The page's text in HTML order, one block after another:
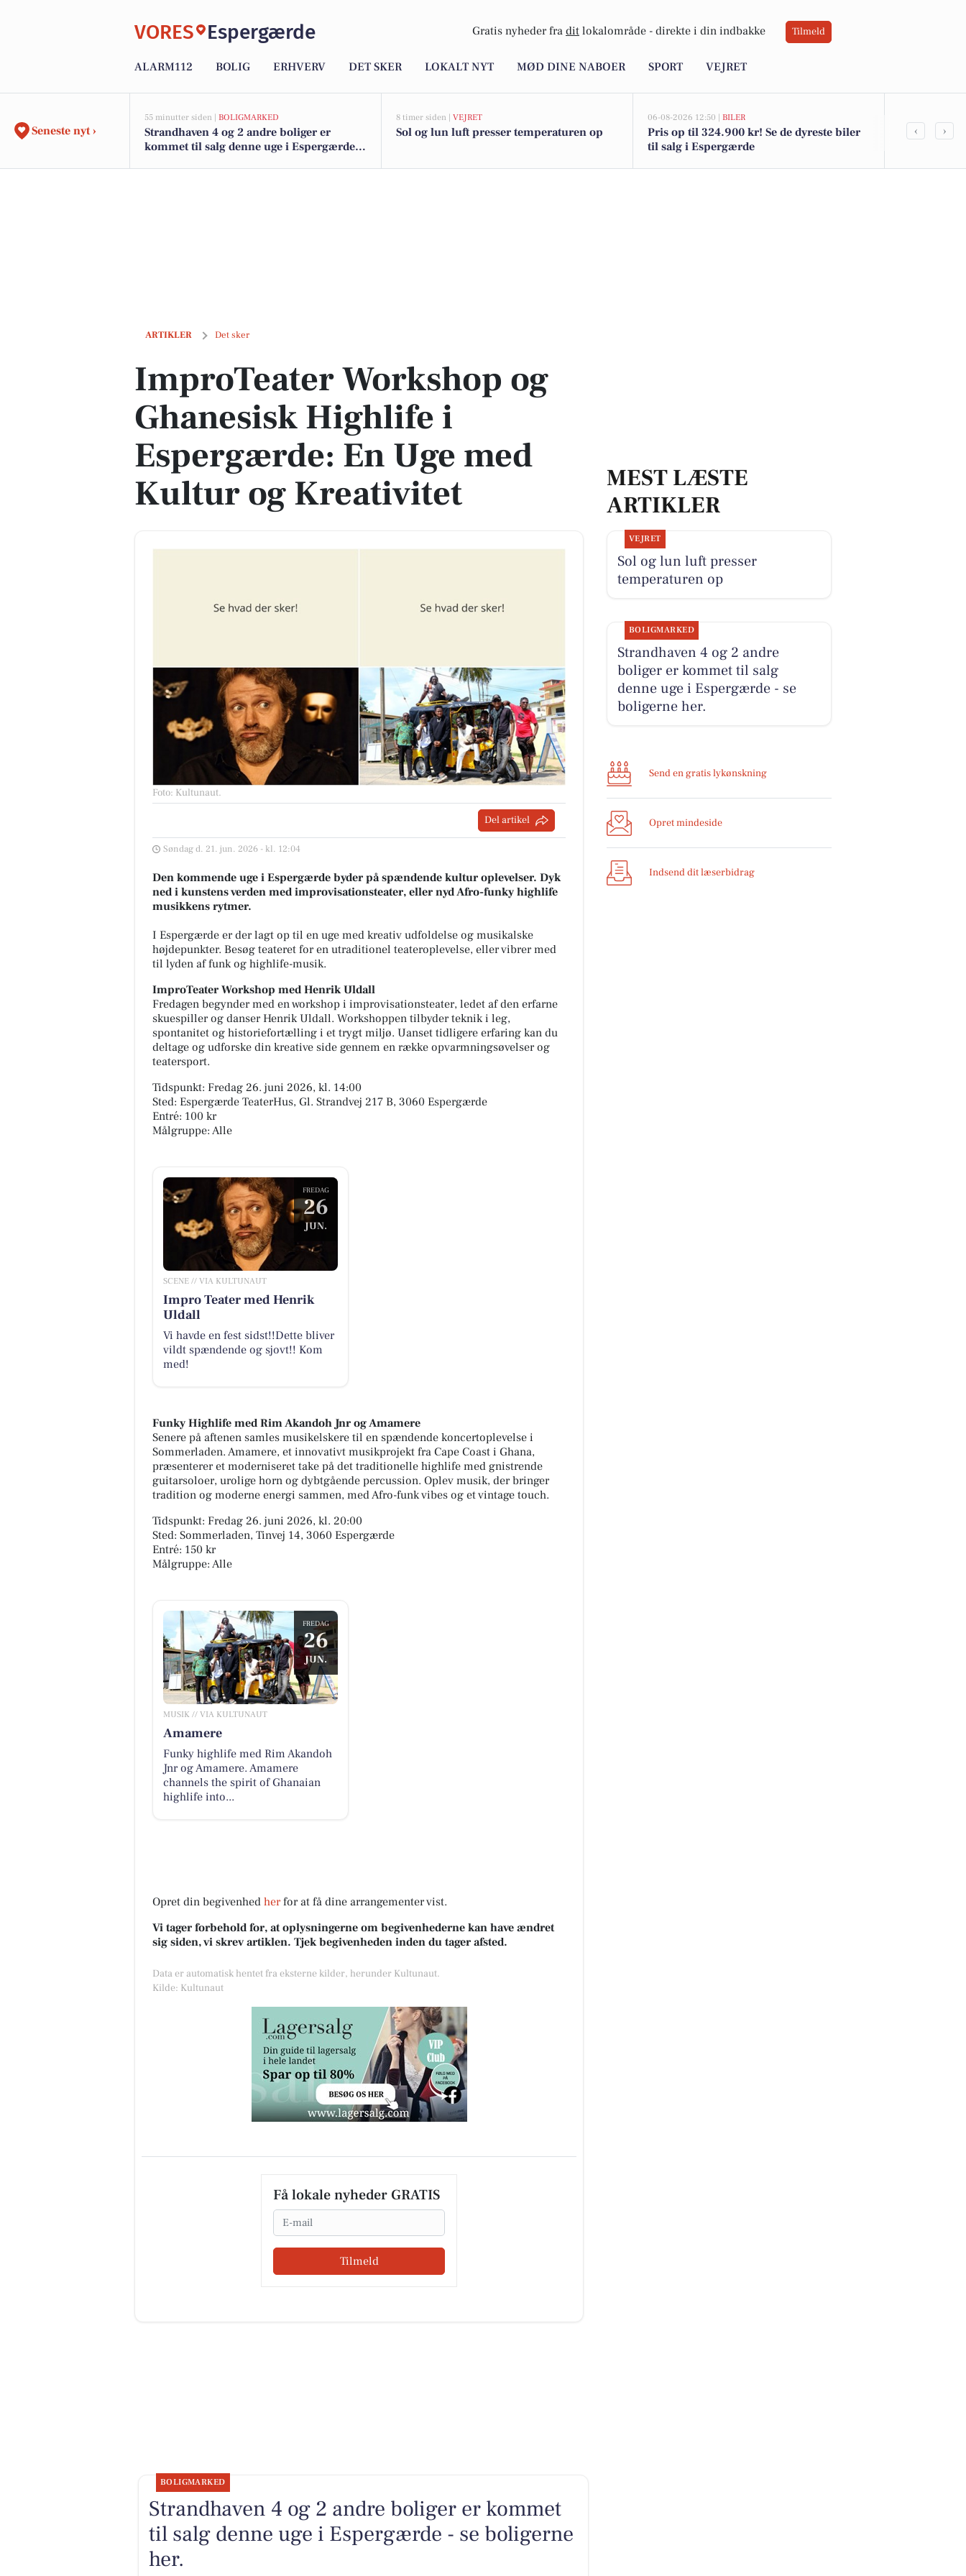
VORES Espergærde Gratis nyheder fra dit lokalområde - direkte i din indbakke Tilmeld
ALARM112 BOLIG ERHVERV DET SKER LOKALT NYT MØD DINE NABOER SPORT VEJRET
Seneste nyt ›
55 minutter siden | BOLIGMARKED
Strandhaven 4 og 2 andre boliger er
kommet til salg denne uge i Espergærde -
8 timer siden | VEJRET
Sol og lun luft presser temperaturen op
06-08-2026 12:50 | BILER
Pris op til 324.900 kr! Se de dyreste biler
til salg i Espergærde
Savner du
‹ ›
ARTIKLER Det sker
ImproTeater Workshop og Ghanesisk Highlife i Espergærde: En Uge med Kultur og Kreativitet
ImproTeater Workshop og
Ghanesisk Highlife i
Espergærde: En Uge med
Kultur og Kreativitet
Foto: Kultunaut.
Del artikel
Søndag d. 21. jun. 2026 - kl. 12:04
Den kommende uge i Espergærde byder på spændende kultur oplevelser. Dyk
ned i kunstens verden med improvisationsteater, eller nyd Afro-funky highlife
musikkens rytmer.
I Espergærde er der lagt op til en uge med kreativ udfoldelse og musikalske
højdepunkter. Besøg teateret for en utraditionel teateroplevelse, eller vibrer med
til lyden af funk og highlife-musik.
ImproTeater Workshop med Henrik Uldall
Fredagen begynder med en workshop i improvisationsteater, ledet af den erfarne
skuespiller og danser Henrik Uldall. Workshoppen tilbyder teknik i leg,
spontanitet og historiefortælling i et trygt miljø. Uanset tidligere erfaring kan du
deltage og udforske din kreative side gennem en række opvarmningsøvelser og
teatersport.
Tidspunkt: Fredag 26. juni 2026, kl. 14:00
Sted: Espergærde TeaterHus, Gl. Strandvej 217 B, 3060 Espergærde
Entré: 100 kr
Målgruppe: Alle
FREDAG
26
JUN.
SCENE // VIA KULTUNAUT
Impro Teater med Henrik
Uldall
Vi havde en fest sidst!!Dette bliver
vildt spændende og sjovt!! Kom
med!
Funky Highlife med Rim Akandoh Jnr og Amamere
Senere på aftenen samles musikelskere til en spændende koncertoplevelse i
Sommerladen. Amamere, et innovativt musikprojekt fra Cape Coast i Ghana,
præsenterer et moderniseret take på det traditionelle highlife med gnistrende
guitarsoloer, urolige horn og dybtgående percussion. Oplev musik, der bringer
tradition og moderne energi sammen, med Afro-funk vibes og et vintage touch.
Tidspunkt: Fredag 26. juni 2026, kl. 20:00
Sted: Sommerladen, Tinvej 14, 3060 Espergærde
Entré: 150 kr
Målgruppe: Alle
FREDAG
26
JUN.
MUSIK // VIA KULTUNAUT
Amamere
Funky highlife med Rim Akandoh
Jnr og Amamere. Amamere
channels the spirit of Ghanaian
highlife into...
Opret din begivenhed herfor at få dine arrangementer vist.
Vi tager forbehold for, at oplysningerne om begivenhederne kan have ændret
sig siden, vi skrev artiklen. Tjek begivenheden inden du tager afsted.
Data er automatisk hentet fra eksterne kilder, herunder Kultunaut.
Kilde: Kultunaut
Få lokale nyheder GRATIS
Email
Tilmeld
MEST LÆSTE
ARTIKLER
VEJRET
Sol og lun luft presser
temperaturen op
BOLIGMARKED
Strandhaven 4 og 2 andre
boliger er kommet til salg
denne uge i Espergærde - se
boligerne her.
Send en gratis lykønskning
Opret mindeside
Indsend dit læserbidrag
BOLIGMARKED
Strandhaven 4 og 2 andre boliger er kommet
til salg denne uge i Espergærde - se boligerne
her.